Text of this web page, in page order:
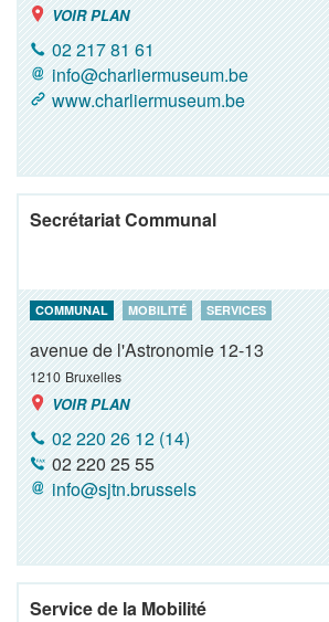
VOIR PLAN
02 217 81 61
info@charliermuseum.be
www.charliermuseum.be
Secrétariat Communal
COMMUNAL MOBILITÉ SERVICES
avenue de l'Astronomie 12-13
1210 Bruxelles
VOIR PLAN
02 220 26 12 (14)
02 220 25 55
info@sjtn.brussels
Service de la Mobilité